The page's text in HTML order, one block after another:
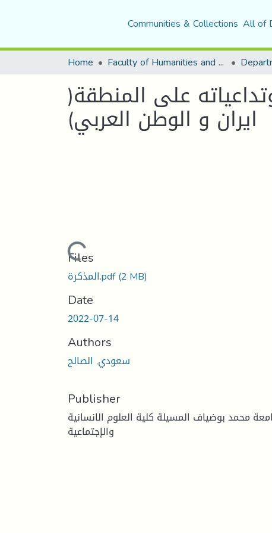
Communities & Collections All of
Home Faculty of Humanities and Social Sciences
السني الشيعي في العراق 1920-1990 وتداعياته على المنطقة(
ايران و الوطن العربي)
Loading...
Files
المذكرة.pdf(2 MB)
Date
2022-07-14
Authors
سعودي, الصالح
Publisher
محمد بوضياف المسيلة كلية العلوم الانسانية
والإجتماعية